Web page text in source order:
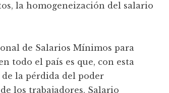
la homogeneización del salario
de Salarios Mínimos para
todo el país es que, con esta
la pérdida del poder
los trabajadores. Salario